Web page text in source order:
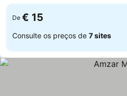
De € 15
Consulte os preços de 7 sites